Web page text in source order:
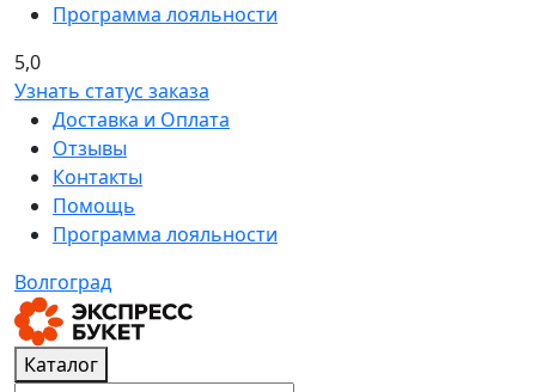
Программа лояльности
5,0
Узнать статус заказа
Доставка и Оплата
Отзывы
Контакты
Помощь
Программа лояльности
Волгоград
Каталог